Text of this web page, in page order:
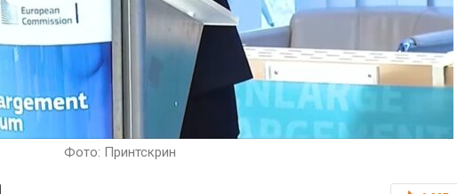
Фото: Принтскрин